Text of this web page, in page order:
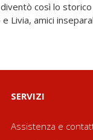
così lo
Livia, amici
SERVIZI
Assistenza e